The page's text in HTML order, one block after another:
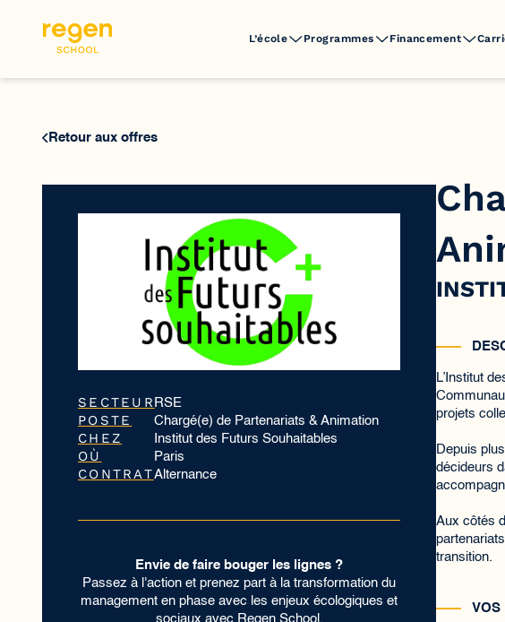
L’école Programmes Financement
Retour aux offres
SECTEUR RSE
POSTE Chargé(e) de Partenariats & Animation
CHEZ Institut des Futurs Souhaitables
OÙ Paris
CONTRATAlternance
Envie de faire bouger les lignes ?
Passez à l'action et prenez part à la transformation du
management en phase avec les enjeux écologiques et
sociaux avec Regen School.
L’Institut
projets
Depuis
décideurs
Aux côtés
transition.
VOS